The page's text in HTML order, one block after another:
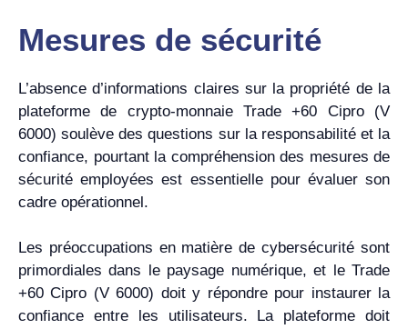
Mesures de sécurité
L’absence d’informations claires sur la propriété de la
plateforme de crypto-monnaie Trade +60 Cipro (V
6000) soulève des questions sur la responsabilité et la
confiance, pourtant la compréhension des mesures de
sécurité employées est essentielle pour évaluer son
cadre opérationnel.
Les préoccupations en matière de cybersécurité sont
primordiales dans le paysage numérique, et le Trade
+60 Cipro (V 6000) doit y répondre pour instaurer la
confiance entre les utilisateurs. La plateforme doit